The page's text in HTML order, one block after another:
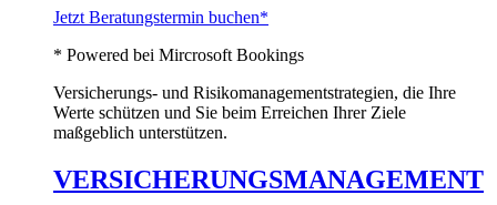
Jetzt Beratungstermin buchen*
* Powered bei Mircrosoft Bookings
Versicherungs- und Risikomanagementstrategien, die Ihre
Werte schützen und Sie beim Erreichen Ihrer Ziele
maßgeblich unterstützen.
VERSICHERUNGSMANAGEMENT